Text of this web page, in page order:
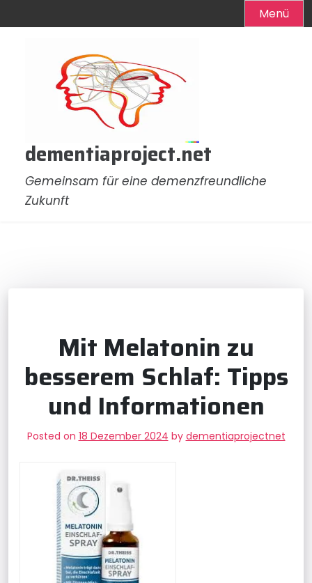
Menü
dementiaproject.net
Gemeinsam für eine demenzfreundliche
Zukunft
Mit Melatonin zu
besserem Schlaf: Tipps
und Informationen
Posted on 18 Dezember 2024 by dementiaprojectnet